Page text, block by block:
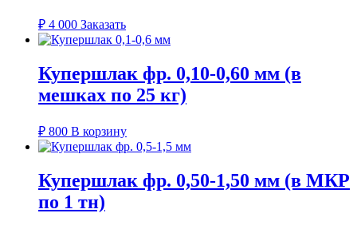
₽ 4 000 Заказать
Купершлак фр. 0,10-0,60 мм (в
мешках по 25 кг)
₽ 800 В корзину
Купершлак фр. 0,50-1,50 мм (в МКР
по 1 тн)